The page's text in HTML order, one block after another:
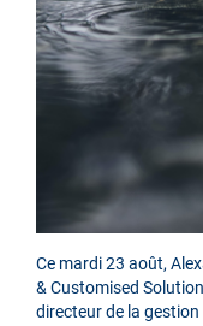
Ce mardi 23 août,
& Customised
directeur de la